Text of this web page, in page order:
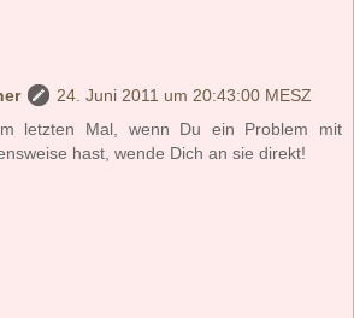
24. Juni 2011 um 20:43:00 MESZ
letzten Mal, wenn Du ein Problem mit
hast, wende Dich an sie direkt!